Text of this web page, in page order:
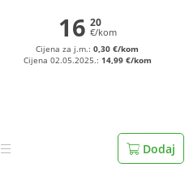
16 20
€/kom
Cijena za j.m.:0,30 €/kom
Cijena 02.05.2025.: 14,99 €/kom
Dodaj